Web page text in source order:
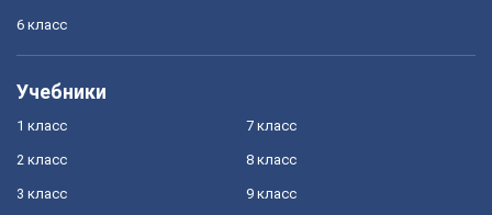
6 класс
Учебники
1 класс
2 класс
3 класс
7 класс
8 класс
9 класс